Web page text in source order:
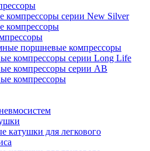
компрессоры серии New Silver
компрессоры
поршневые компрессоры
компрессоры серии Long Life
компрессоры серии AB
компрессоры
катушки для легкового